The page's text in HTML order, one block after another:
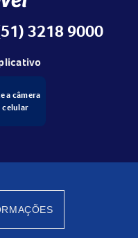
3218 9000
a câmera
celular